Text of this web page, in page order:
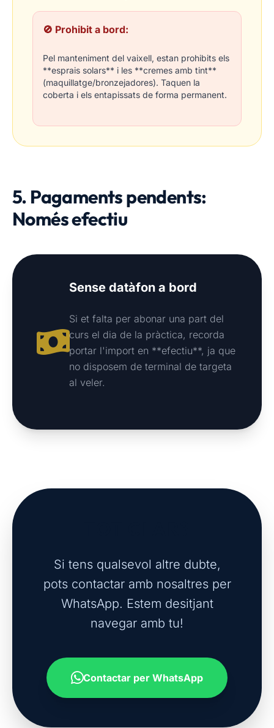
🚫 Prohibit a bord:
Pel manteniment del vaixell, estan prohibits els
**esprais solars** i les **cremes amb tint**
(maquillatge/bronzejadores). Taquen la
coberta i els entapissats de forma permanent.
5. Pagaments pendents:
Només efectiu
Sense datàfon a bord
Si et falta per abonar una part del
curs el dia de la pràctica, recorda
portar l'import en **efectiu**, ja que
no disposem de terminal de targeta
al veler.
Si tens qualsevol altre dubte,
pots contactar amb nosaltres per
WhatsApp. Estem desitjant
navegar amb tu!
Contactar per WhatsApp